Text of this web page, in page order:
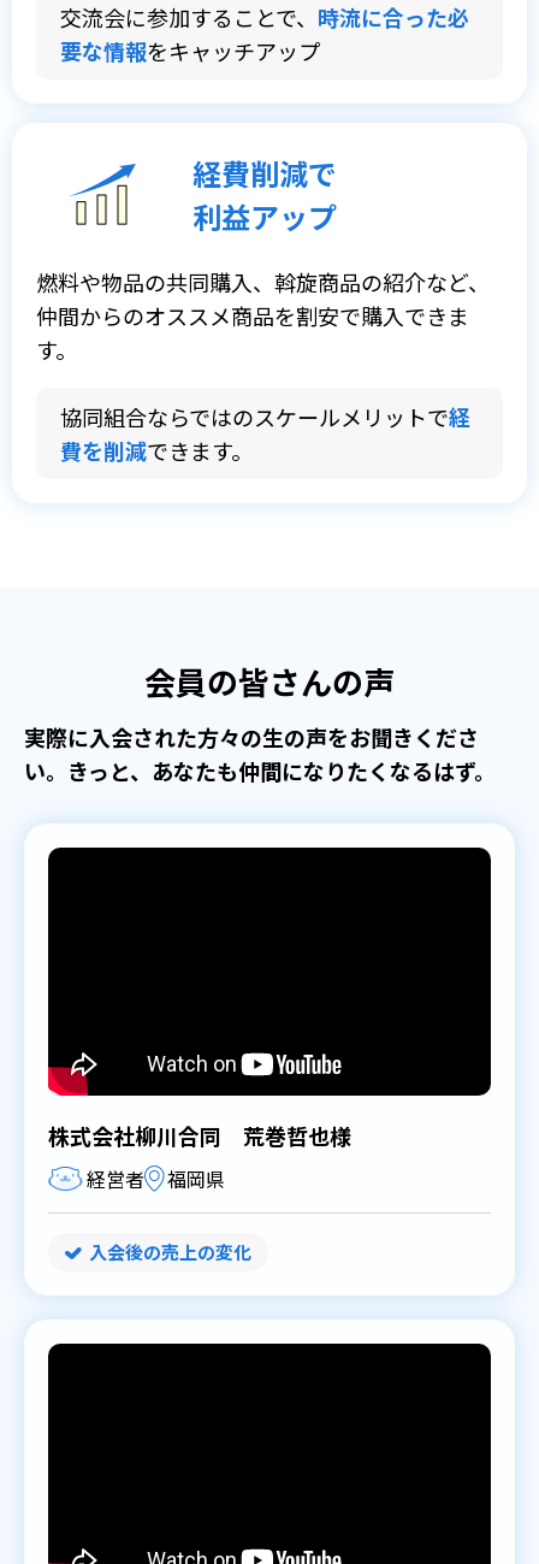
交流会に参加することで、 時流に合った必
要な情報をキャッチアップ
経費削減で
利益アップ
燃料や物品の共同購入、斡旋商品の紹介など、
仲間からのオススメ商品を割安で購入できま
す。
協同組合ならではのスケールメリットで経
費を削減できます。
会員の皆さんの声
実際に入会された方々の生の声をお聞きくださ
い。きっと、あなたも仲間になりたくなるはず。
株式会社柳川合同 荒巻哲也様
経営者 福岡県
入会後の売上の変化